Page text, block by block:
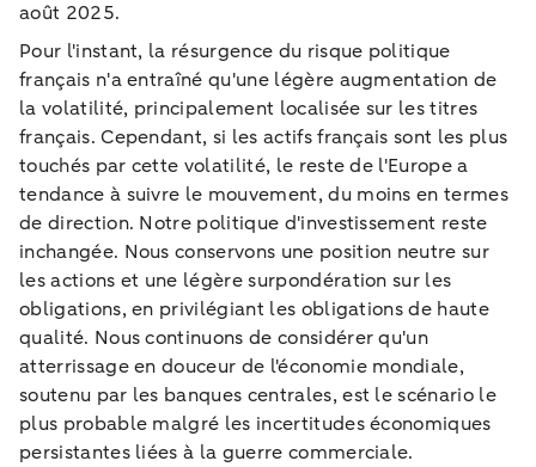
août 2025.
Pour l'instant, la résurgence du risque politique
français n'a entraîné qu'une légère augmentation de
la volatilité, principalement localisée sur les titres
français. Cependant, si les actifs français sont les plus
touchés par cette volatilité, le reste de l'Europe a
tendance à suivre le mouvement, du moins en termes
de direction. Notre politique d'investissement reste
inchangée. Nous conservons une position neutre sur
les actions et une légère surpondération sur les
obligations, en privilégiant les obligations de haute
qualité. Nous continuons de considérer qu'un
atterrissage en douceur de l'économie mondiale,
soutenu par les banques centrales, est le scénario le
plus probable malgré les incertitudes économiques
persistantes liées à la guerre commerciale.